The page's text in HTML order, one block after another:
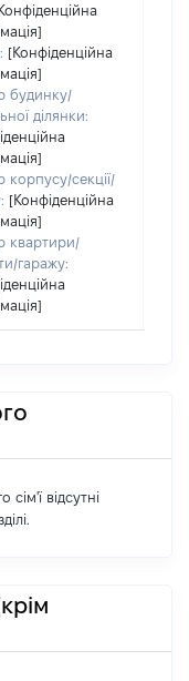
[Конфіденційна
будинку/
ділянки:
корпусу/секції/
[Конфіденційна
квартири/
гаражу:
відсутні